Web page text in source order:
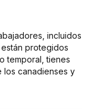
incluidos
protegidos
temporal, tienes
los canadienses y